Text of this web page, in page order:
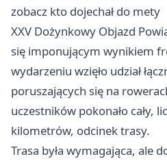
zobacz kto dojechał do mety
XXV Dożynkowy Objazd
się imponującym wynikiem
wydarzeniu wzięło udział
poruszających się na
uczestników pokonało cały,
kilometrów, odcinek trasy.
Trasa była wymagająca, ale